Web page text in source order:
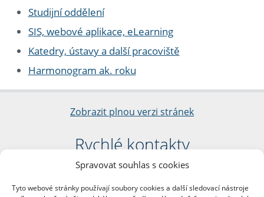
Spravovat souhlas s cookies
Tyto webové stránky používají soubory cookies a další sledovací nástroje
Studijní oddělení
SIS, webové aplikace, eLearning
Katedry, ústavy a další pracoviště
Harmonogram ak. roku
Zobrazit plnou verzi stránek
Rychlé kontakty
Filozofická fakulta
nám. Jana Palacha 1/2